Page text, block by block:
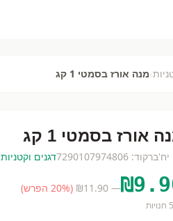
›מנה אורז בסמטי 1 קג
אורז בסמטי 1 קג
יח'ברקוד: 7290107974806דגנים וקטניות
₪
— ₪
11.90
(
20% הפרש)
חנויות